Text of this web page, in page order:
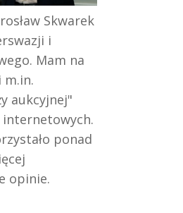
Skwarek
i
Mam na
m.in.
aukcyjnej"
ponad
opinie.